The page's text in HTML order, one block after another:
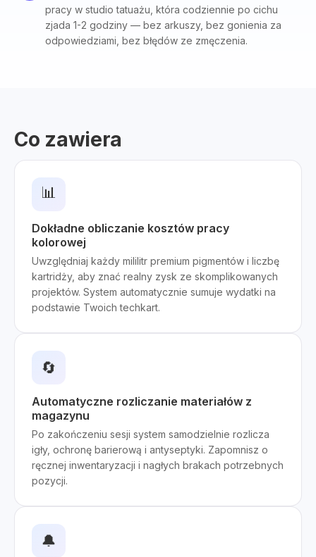
pracy w studio tatuażu, która codziennie po cichu
zjada 1-2 godziny — bez arkuszy, bez gonienia za
odpowiedziami, bez błędów ze zmęczenia.
Co zawiera
📊
Dokładne obliczanie kosztów pracy
kolorowej
Uwzględniaj każdy mililitr premium pigmentów i liczbę
kartridży, aby znać realny zysk ze skomplikowanych
projektów. System automatycznie sumuje wydatki na
podstawie Twoich techkart.
🔄
Automatyczne rozliczanie materiałów z
magazynu
Po zakończeniu sesji system samodzielnie rozlicza
igły, ochronę barierową i antyseptyki. Zapomnisz o
ręcznej inwentaryzacji i nagłych brakach potrzebnych
pozycji.
🔔